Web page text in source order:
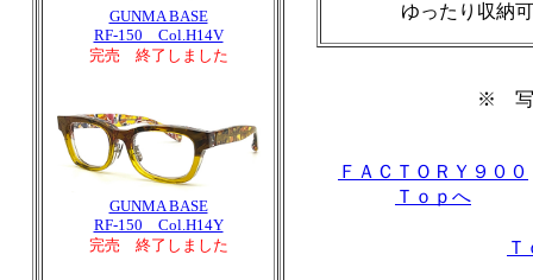
GUNMA BASE
RF-150 Col.H14V
完売 終了しました
GUNMA BASE
RF-150 Col.H14Y
完売 終了しました
ゆったり収納
※ 写
ＦＡＣＴＯＲＹ９００
Ｔｏｐへ